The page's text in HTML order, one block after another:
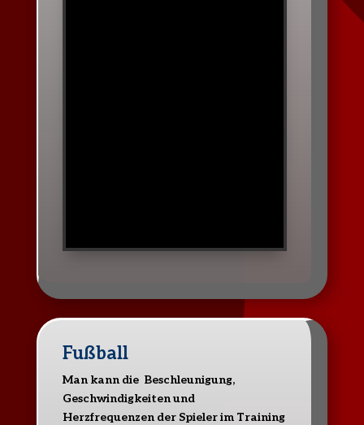
Fußball
Man kann die Beschleunigung,
Geschwindigkeiten und
Herzfrequenzen der Spieler im Training